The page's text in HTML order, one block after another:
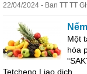
22/04/2024 - Ban TT TT
Một
hóa
Tetcheng Liao dịch....